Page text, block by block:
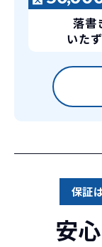
落書
いた
保証
安